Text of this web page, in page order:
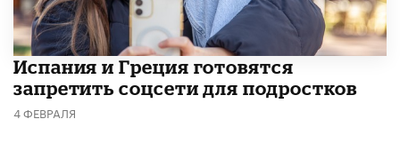
Испания и Греция готовятся
запретить соцсети для подростков
4 ФЕВРАЛЯ